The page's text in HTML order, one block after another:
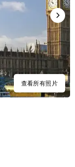
查看所有照片